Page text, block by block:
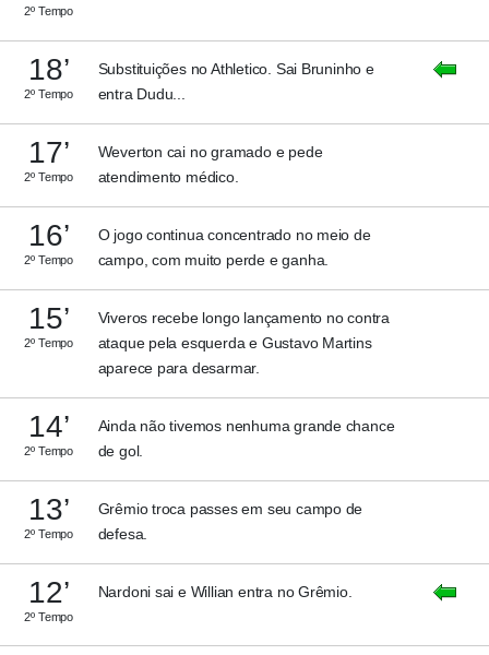
2º Tempo
18’
2º Tempo
Substituições no Athletico. Sai Bruninho e
entra Dudu...
17’
2º Tempo
Weverton cai no gramado e pede
atendimento médico.
16’
2º Tempo
O jogo continua concentrado no meio de
campo, com muito perde e ganha.
15’
2º Tempo
Viveros recebe longo lançamento no contra
ataque pela esquerda e Gustavo Martins
aparece para desarmar.
14’
2º Tempo
Ainda não tivemos nenhuma grande chance
de gol.
13’
2º Tempo
Grêmio troca passes em seu campo de
defesa.
12’
2º Tempo
Nardoni sai e Willian entra no Grêmio.